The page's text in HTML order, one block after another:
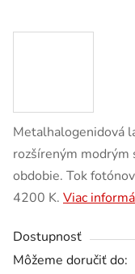
Metalhalogenidová
rozšíreným modrým
obdobie. Tok
4200 K. Viac
Dostupnosť
Môžeme doručiť do: